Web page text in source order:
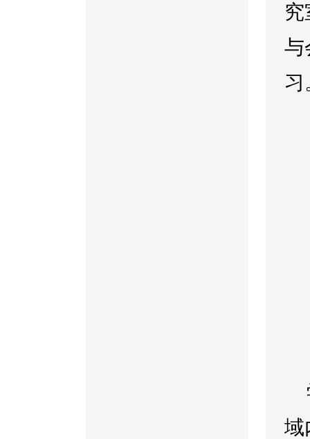
与
域